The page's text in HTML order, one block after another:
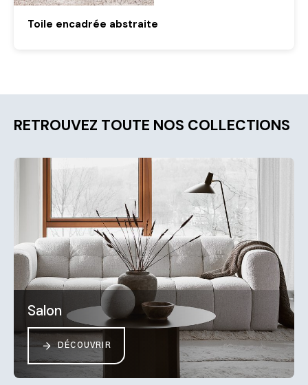
Toile encadrée abstraite
RETROUVEZ TOUTE NOS COLLECTIONS
Salon
DÉCOUVRIR